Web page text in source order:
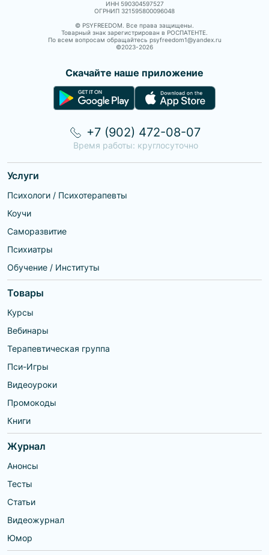
состояния • Выгорание •
Взаимоотношения с другими •
Неудовлетворенность своим
телом • Отношения с самим
собой • Сложные эмоции Если
у вас нет конкретного запроса,
вашим ценностям. Если среди
вас, это не означает, что я с
ними не работаю, они не
являются основными для меня.
краткосрочная терапия),
регрессивный гипноз. Состою в
трёх профессиональных
сообществах: —
действительный член
Профессиональной
консультирования и
действительный член
Ассоциация EMDR Russia -
подтверждена дополнительная
Ассоциации ориентированных
на решение психотерапевтов и
практиков. Провожу около 1000
ИНН 590304597527
ОГРНИП 321595800096048
© PSYFREEDOM. Все права защищены.
Товарный знак зарегистрирован в РОСПАТЕНТЕ.
По всем вопросам обращайтесь psyfreedom1@yandex.ru
©2023-2026
Скачайте наше приложение
Услуги
Психологи / Психотерапевты
Коучи
Саморазвитие
Психиатры
Обучение / Институты
Товары
Курсы
Вебинары
Терапевтическая группа
Пси-Игры
Видеоуроки
Промокоды
Книги
Журнал
Анонсы
Тесты
Статьи
Видеожурнал
Юмор
+7 (902) 472-08-07
Время работы: круглосуточно